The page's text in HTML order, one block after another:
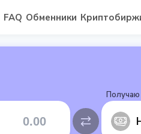
FAQ Обменники
Получаю